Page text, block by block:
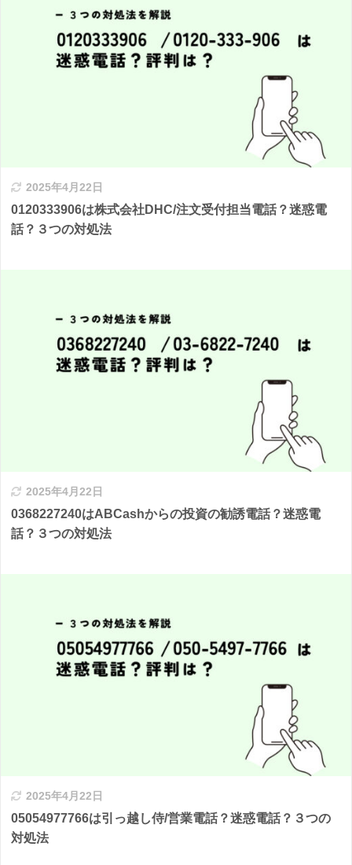
2025年4月22日
0120333906は株式会社DHC/注文受付担当電話？迷惑電
話？３つの対処法
2025年4月22日
0368227240はABCashからの投資の勧誘電話？迷惑電
話？３つの対処法
2025年4月22日
05054977766は引っ越し侍/営業電話？迷惑電話？３つの
対処法